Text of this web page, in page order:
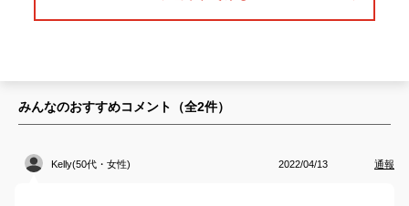
みんなのおすすめコメント（全2件）
Kelly(50代・女性) 2022/04/13 通報